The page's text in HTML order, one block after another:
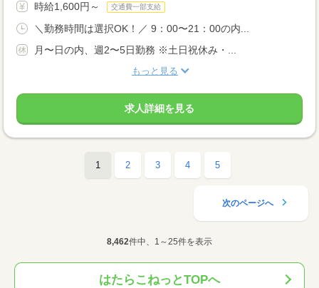
時給1,600円～ 交通費一部支給
＼勤務時間は選択OK！／ 9：00〜21：00の内...
月〜日の内、週2〜5日勤務 ※土日祝休み・...
もっと見る
求人詳細を見る
1 2 3 4 5
次のページへ
8,462件中、1～25件を表示
はたらこねっとTOPへ